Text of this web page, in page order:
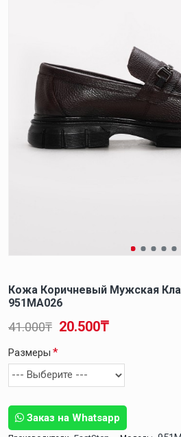
Кожа Коричневый Мужская
951MA026
Заказ на Whatsapp
20.500₸
41.000₸
Размеры